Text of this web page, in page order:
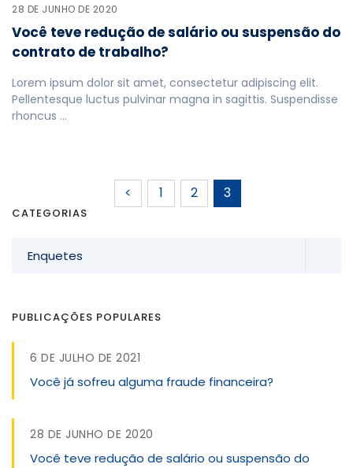
28 DE JUNHO DE 2020
Você teve redução de salário ou suspensão do
contrato de trabalho?
Lorem ipsum dolor sit amet, consectetur adipiscing elit.
Pellentesque luctus pulvinar magna in sagittis. Suspendisse
rhoncus …
< 1 2 3
CATEGORIAS
Enquetes
PUBLICAÇÕES POPULARES
6 DE JULHO DE 2021
Você já sofreu alguma fraude financeira?
28 DE JUNHO DE 2020
Você teve redução de salário ou suspensão do